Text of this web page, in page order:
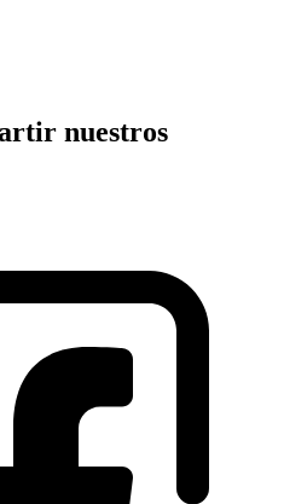
nuestros